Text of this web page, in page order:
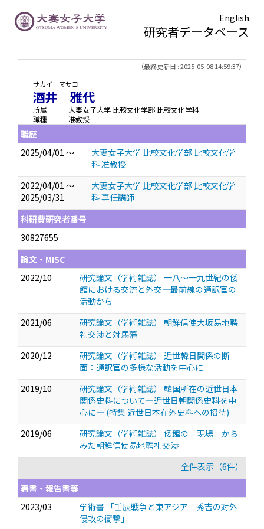
English
研究者データベース
（最終更新日 : 2025-05-08 14:59:37）
サカイ マサヨ
酒井 雅代
所属
大妻女子大学 比較文化学部 比較文化学科
職種
准教授
職歴
2025/04/01 ～
大妻女子大学 比較文化学部 比較文化学
科 准教授
2022/04/01 ～
2025/03/31
大妻女子大学 比較文化学部 比較文化学
科 専任講師
科研費研究者番号
30827655
論文・MISC
2022/10
研究論文（学術雑誌） 一八～一九世紀の倭
館における交流と外交―最前線の通訳官の
活動から
2021/06
研究論文（学術雑誌） 朝鮮信使大坂易地聘
礼交渉と対馬藩
2020/12
研究論文（学術雑誌） 近世韓日関係の断
面：通訳官の多様な活動を中心に
2019/10
研究論文（学術雑誌） 韓国所在の近世日本
関係史料について―近世日朝関係史料を中
心に― (特集 近世日本在外史料への招待)
2019/06
研究論文（学術雑誌） 倭館の「現場」から
みた朝鮮信使易地聘礼交渉
全件表示（6件）
著書・報告書等
2023/03
学術書 「壬辰戦争と東アジア 秀吉の対外
侵攻の衝撃」